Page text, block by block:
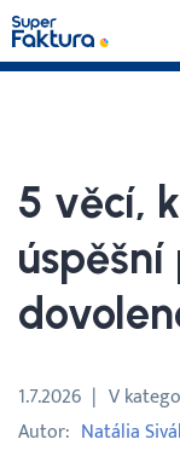
Ceník
O nás
Tým a náš příběh
5 věcí,
1.7.2026 V
Autor Natália